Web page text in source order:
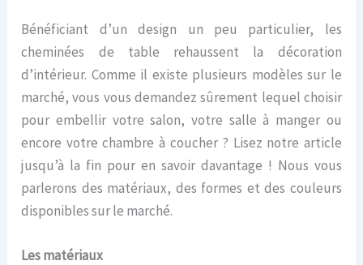
Bénéficiant d’un design un peu particulier, les
cheminées de table rehaussent la décoration
d’intérieur. Comme il existe plusieurs modèles sur le
marché, vous vous demandez sûrement lequel choisir
pour embellir votre salon, votre salle à manger ou
encore votre chambre à coucher ? Lisez notre article
jusqu’à la fin pour en savoir davantage ! Nous vous
parlerons des matériaux, des formes et des couleurs
disponibles sur le marché.
Les matériaux